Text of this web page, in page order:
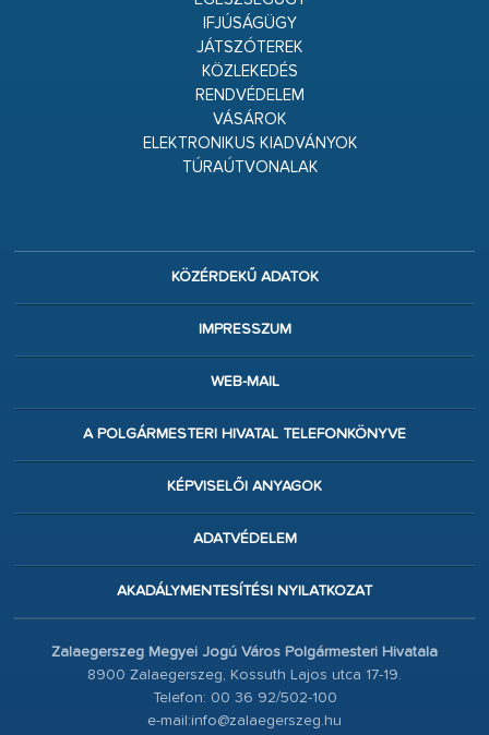
IFJÚSÁGÜGY
JÁTSZÓTEREK
KÖZLEKEDÉS
RENDVÉDELEM
VÁSÁROK
ELEKTRONIKUS KIADVÁNYOK
TÚRAÚTVONALAK
KÖZÉRDEKŰ ADATOK
IMPRESSZUM
WEB-MAIL
A POLGÁRMESTERI HIVATAL TELEFONKÖNYVE
KÉPVISELŐI ANYAGOK
ADATVÉDELEM
AKADÁLYMENTESÍTÉSI NYILATKOZAT
Zalaegerszeg Megyei Jogú Város Polgármesteri Hivatala
8900 Zalaegerszeg, Kossuth Lajos utca 17-19.
Telefon: 00 36 92/502-100
e-mail:info@zalaegerszeg.hu